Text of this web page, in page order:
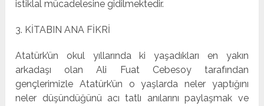
istiklal mücadelesine gidilmektedir.
3. KİTABIN ANA FİKRİ
Atatürk’ün okul yıllarında ki yaşadıkları en yakın
arkadaşı olan Ali Fuat Cebesoy tarafından
gençlerimizle Atatürk’ün o yaşlarda neler yaptığını
neler düşündüğünü acı tatlı anılarını paylaşmak ve